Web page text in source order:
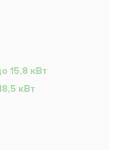
15,8 кВт
кВт